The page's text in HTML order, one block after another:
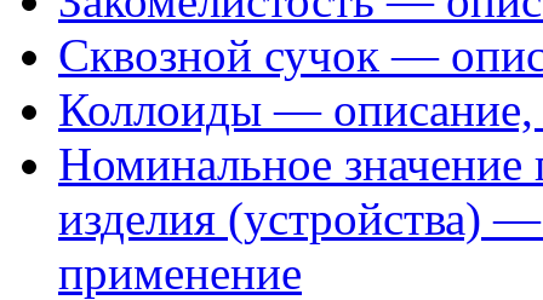
Сквозной сучок —
Коллоиды — описание,
Номинальное значение
изделия (устройства)
применение